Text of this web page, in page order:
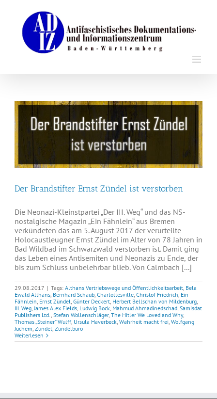
springen
Der Brandstifter Ernst Zündel ist verstorben
Die Neonazi-Kleinstpartei „Der III. Weg“ und das NS-
nostalgische Magazin „Ein Fähnlein“ aus Bremen
verkündeten das am 5. August 2017 der verurteilte
Holocaustleugner Ernst Zündel im Alter von 78 Jahren in
Bad Wildbad im Schwarzwald verstorben ist. Damit ging
das Leben eines Antisemiten und Neonazis zu Ende, der
bis zum Schluss unbelehrbar blieb. Von Calmbach [...]
29.08.2017 | Tags: Althans Vertriebswege und Öffentlichkeitsarbeit, Bela
Ewald Althans, Bernhard Schaub, Charlottesville, Christof Friedrich, Ein
Fähnlein, Ernst Zündel, Günter Deckert, Herbert Bellschan von Mildenburg,
III. Weg,James Alex Fields, Ludwig Bock, Mahmud Ahmadinedschad, Samisdat
Publishers Ltd., Stefan Wollenschläger, The Hitler We Loved and Why,
Thomas „Steiner“ Wulff, Ursula Haverbeck, Wahrheit macht frei, Wolfgang
Juchem, Zündel, Zündelbüro
Weiterlesen